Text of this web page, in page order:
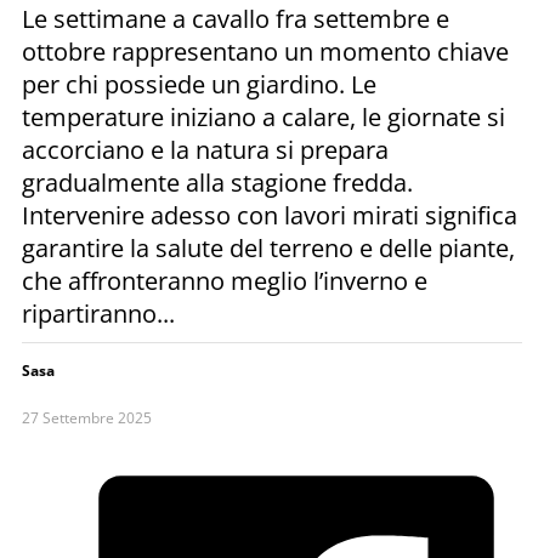
Le settimane a cavallo fra settembre e
ottobre rappresentano un momento chiave
per chi possiede un giardino. Le
temperature iniziano a calare, le giornate si
accorciano e la natura si prepara
gradualmente alla stagione fredda.
Intervenire adesso con lavori mirati significa
garantire la salute del terreno e delle piante,
che affronteranno meglio l’inverno e
ripartiranno...
Sasa
27 Settembre 2025